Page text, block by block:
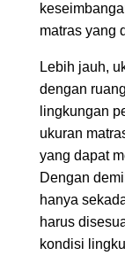
matras yang
Lebih jauh,
dengan
lingkungan
ukuran
yang dapat
Dengan
hanya
harus
kondisi